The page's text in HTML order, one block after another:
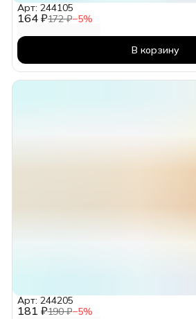
164 ₽172 ₽−5%
Арт: 244105
В корзину
181 ₽190 ₽−5%
Арт: 244205